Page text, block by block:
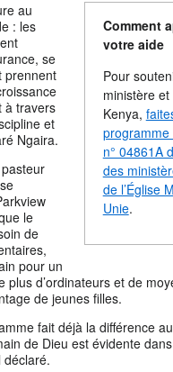
Comment
votre aide
Pour
ministère
Kenya,
programme
n° 04861A
des
de l’Église
Unie.
au
: les
se
prennent
à travers
et
Ngaira.
le
de
pour un
plus d’ordinateurs et de
de jeunes filles.
fait déjà la différence
de Dieu est évidente